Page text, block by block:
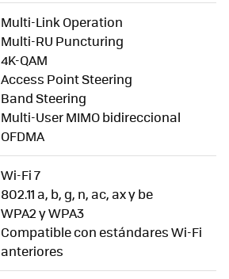
Multi-Link Operation
Multi-RU Puncturing
4K-QAM
Access Point Steering
Band Steering
Multi-User MIMO bidireccional
OFDMA
Wi-Fi 7
802.11 a, b, g, n, ac, ax y be
WPA2 y WPA3
Compatible con estándares Wi-Fi
anteriores